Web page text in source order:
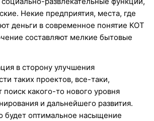
Некие предприятия, места, где
деньги в современное понятие КОТ
составляют мелкие бытовые
в сторону улучшения
таких проектов, все-таки,
поиск какого-то нового уровня
и дальнейшего развития.
будет оптимальное насыщение